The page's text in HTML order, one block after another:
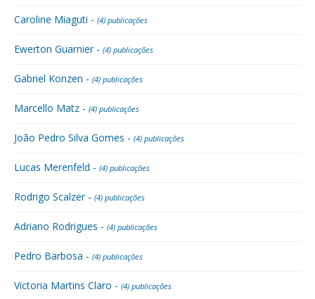
Caroline Miaguti - (4) publicações
Ewerton Guarnier - (4) publicações
Gabriel Konzen - (4) publicações
Marcello Matz - (4) publicações
João Pedro Silva Gomes - (4) publicações
Lucas Merenfeld - (4) publicações
Rodrigo Scalzer - (4) publicações
Adriano Rodrigues - (4) publicações
Pedro Barbosa - (4) publicações
Victoria Martins Claro - (4) publicações